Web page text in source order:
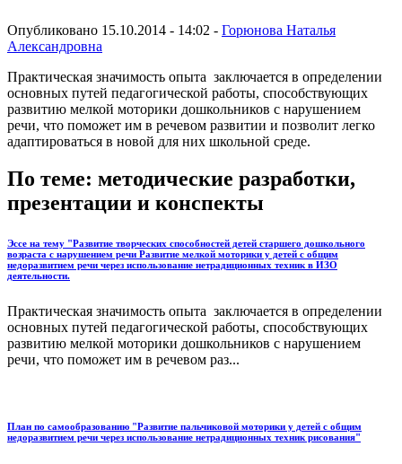
Опубликовано 15.10.2014 - 14:02 - Горюнова Наталья
Александровна
Практическая значимость опыта заключается в определении
основных путей педагогической работы, способствующих
развитию мелкой моторики дошкольников с нарушением
речи, что поможет им в речевом развитии и позволит легко
адаптироваться в новой для них школьной среде.
По теме: методические разработки,
презентации и конспекты
Эссе на тему "Развитие творческих способностей детей старшего дошкольного
возраста с нарушением речи Развитие мелкой моторики у детей с общим
недоразвитием речи через использование нетрадиционных техник в ИЗО
деятельности.
Практическая значимость опыта заключается в определении
основных путей педагогической работы, способствующих
развитию мелкой моторики дошкольников с нарушением
речи, что поможет им в речевом раз...
План по самообразованию "Развитие пальчиковой моторики у детей с общим
недоразвитием речи через использование нетрадиционных техник рисования"